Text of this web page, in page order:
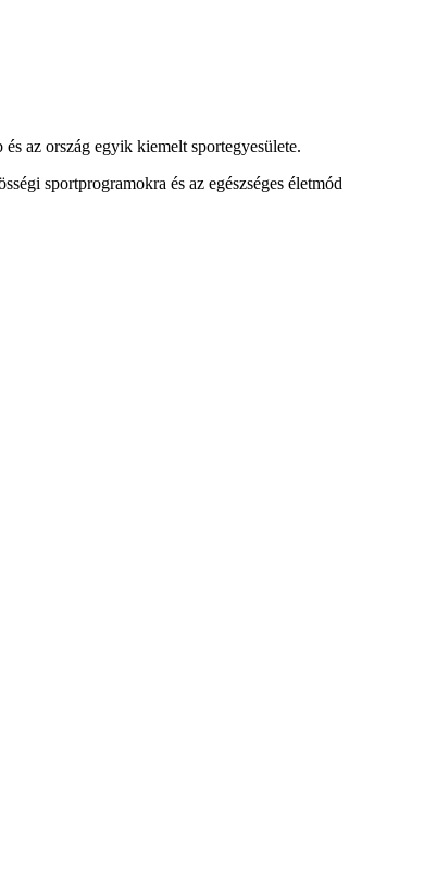
az ország egyik kiemelt sportegyesülete.
sportprogramokra és az egészséges életmód